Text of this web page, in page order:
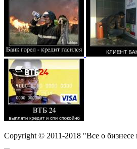
Copyright © 2011-2018 "Все о